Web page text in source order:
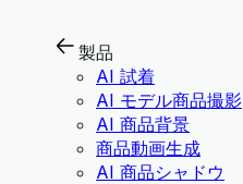
製品
AI 試着
AI モデル商品撮影
AI 商品背景
商品動画生成
AI 商品シャドウ